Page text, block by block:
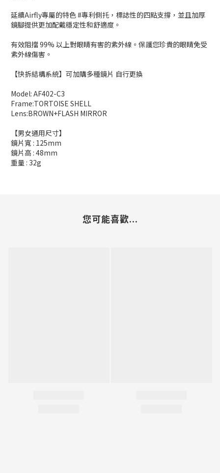
延續Airfly專屬的特色 #專利側托，標誌性的四點支撐，並且加厚
鏡腳提供更加配戴穩定性和舒適度。
有效阻擋 99% 以上對眼睛有害的紫外線。保護您珍貴的眼睛免受
紫外線傷害。
【快拆結構系統】可加購多種鏡片 自行更換
Model: AF402-C3
Frame:TORTOISE SHELL
Lens:BROWN+FLASH MIRROR
【男女通用尺寸】
鏡片寬 : 125mm
鏡片高 : 48mm
重量 : 32g
您可能喜歡...